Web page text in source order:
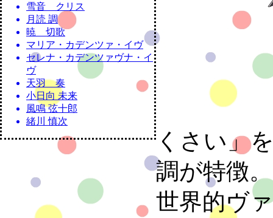
雪音 クリス
月読 調
暁 切歌
マリア・カデンツァ・イヴ
セレナ・カデンツァヴナ・イ
ヴ
天羽 奏
小日向 未来
風鳴 弦十郎
緒川 慎次
くさい」
調が特徴。
世界的ヴ